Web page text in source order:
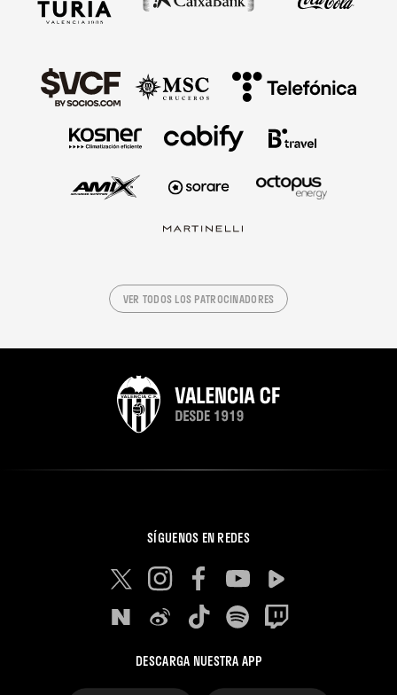
VER TODOS LOS PATROCINADORES
SÍGUENOS EN REDES
DESCARGA NUESTRA APP